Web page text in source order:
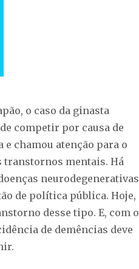
o caso da ginasta
competir por causa de
chamou atenção para o
transtornos mentais. Há
neurodegenerativas
de política pública. Hoje,
desse tipo. E, com o
de demências deve